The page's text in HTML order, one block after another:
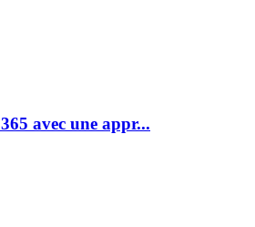
avec une appr...